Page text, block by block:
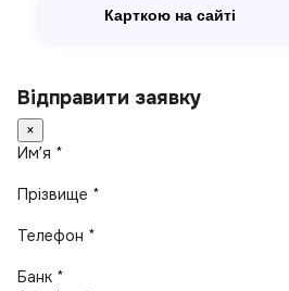
Карткою на сайті
Відправити заявку
×
Имʼя *
Прізвище *
Телефон *
Банк *